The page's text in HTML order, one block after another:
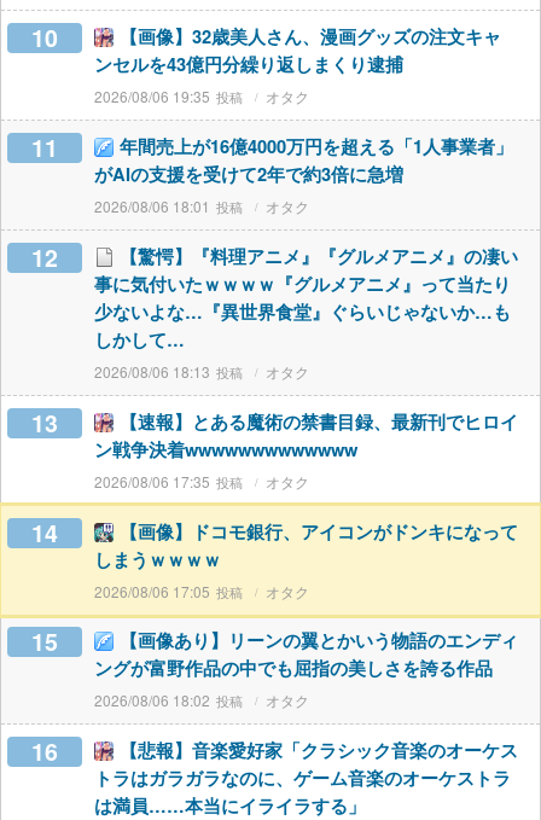
10
【画像】32歳美人さん、漫画グッズの注文キャ
ンセルを43億円分繰り返しまくり逮捕
2026/08/06 19:35 オタク
11
年間売上が16億4000万円を超える「1人事業者」
がAIの支援を受けて2年で約3倍に急増
2026/08/06 18:01 オタク
12
【驚愕】『料理アニメ』『グルメアニメ』の凄い
事に気付いたｗｗｗｗ『グルメアニメ』って当たり
少ないよな…『異世界食堂』ぐらいじゃないか…も
しかして…
2026/08/06 18:13 オタク
13
【速報】とある魔術の禁書目録、最新刊でヒロイ
ン戦争決着wwwwwwwwwwwww
2026/08/06 17:35 オタク
14
【画像】ドコモ銀行、アイコンがドンキになって
しまうｗｗｗｗ
2026/08/06 17:05 オタク
15
【画像あり】リーンの翼とかいう物語のエンディ
ングが富野作品の中でも屈指の美しさを誇る作品
2026/08/06 18:02 オタク
16
【悲報】音楽愛好家「クラシック音楽のオーケス
トラはガラガラなのに、ゲーム音楽のオーケストラ
は満員……本当にイライラする」